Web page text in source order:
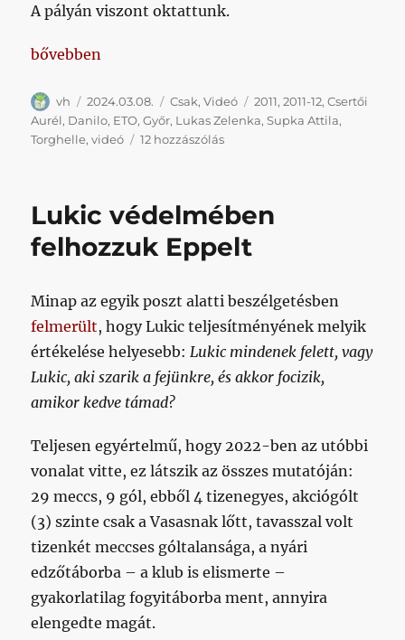
A pályán viszont oktattunk.
„Értelmes célokért is lehet Győrbe utazni (hogy
bővebben
Szerző
vh Közzétéve
2024.03.08. Kategória
Csak,Videó Címke
2011,2011-12,Csertői
Aurél, Danilo, ETO,Győr, Lukas Zelenka,Supka Attila,
Torghelle,videó 12 hozzászólásÉrtelmes
Győrbe
utazni
(hogy
álom
álom
maradhasson)
című
bejegyzéshez
Lukic védelmében
felhozzuk Eppelt
Minap az egyik poszt alatti beszélgetésben
felmerült, hogy Lukic teljesítményének melyik
értékelése helyesebb:Lukic mindenek felett, vagy
Lukic, aki szarik a fejünkre, és akkor focizik,
amikor kedve támad?
Teljesen egyértelmű, hogy 2022-ben az utóbbi
vonalat vitte, ez látszik az összes mutatóján:
29 meccs, 9 gól, ebből 4 tizenegyes, akciógólt
(3) szinte csak a Vasasnak lőtt, tavasszal volt
tizenkét meccses góltalansága, a nyári
edzőtáborba – a klub is elismerte –
gyakorlatilag fogyitáborba ment, annyira
elengedte magát.